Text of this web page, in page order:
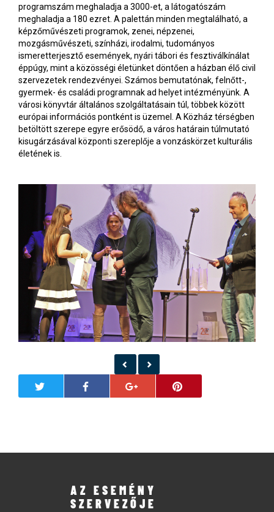
programszám meghaladja a 3000-et, a látogatószám
meghaladja a 180 ezret. A palettán minden megtalálható, a
képzőművészeti programok, zenei, népzenei,
mozgásművészeti, színházi, irodalmi, tudományos
ismeretterjesztő események, nyári tábori és fesztiválkínálat
éppúgy, mint a közösségi életünket döntően a házban élő civil
szervezetek rendezvényei. Számos bemutatónak, felnőtt-,
gyermek- és családi programnak ad helyet intézményünk. A
városi könyvtár általános szolgáltatásain túl, többek között
európai információs pontként is üzemel. A Közház térségben
betöltött szerepe egyre erősödő, a város határain túlmutató
kisugárzásával központi szereplője a vonzáskörzet kulturális
életének is.
AZ ESEMÉNY
SZERVEZŐJE